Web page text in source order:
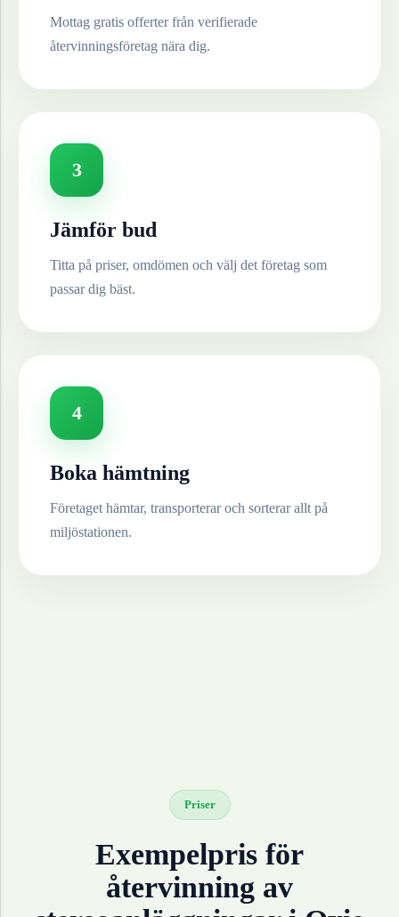
Mottag gratis offerter från verifierade
återvinningsföretag nära dig.
3
Jämför bud
Titta på priser, omdömen och välj det företag som
passar dig bäst.
4
Boka hämtning
Företaget hämtar, transporterar och sorterar allt på
miljöstationen.
Priser
Exempelpris för
återvinning av